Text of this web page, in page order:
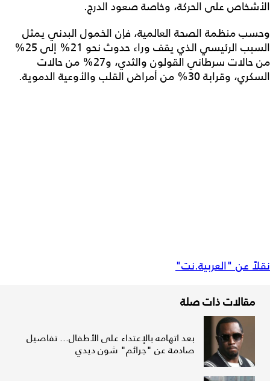
الأشخاص على الحركة، وخاصة صعود الدرج.
وحسب منظمة الصحة العالمية، فإن الخمول البدني يمثل
السبب الرئيسي الذي يقف وراء حدوث نحو 21% إلى 25%
من حالات سرطاني القولون والثدي، و27% من حالات
السكري، وقرابة 30% من أمراض القلب والأوعية الدموية.
نقلاً عن "العربية.نت"
مقالات ذات صلة
بعد اتهامه بالإعتداء على الأطفال... تفاصيل
صادمة عن "جرائم" شون ديدي